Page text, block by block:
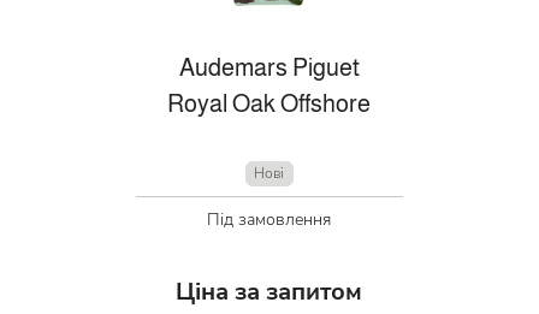
Audemars Piguet
Royal Oak Offshore
Нові
Під замовлення
Ціна за запитом